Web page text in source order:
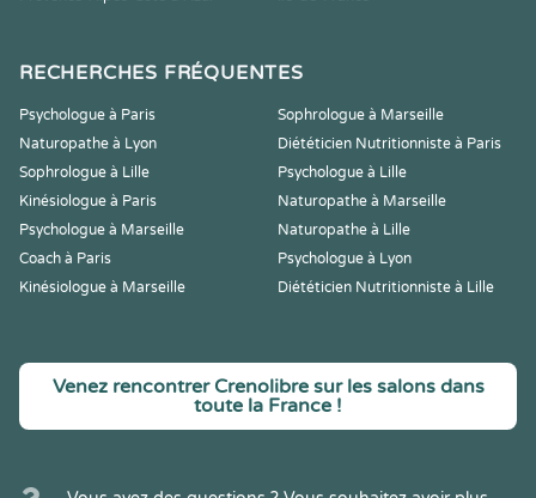
RECHERCHES FRÉQUENTES
Psychologue à Paris
Sophrologue à Marseille
Naturopathe à Lyon
Diététicien Nutritionniste à Paris
Sophrologue à Lille
Psychologue à Lille
Kinésiologue à Paris
Naturopathe à Marseille
Psychologue à Marseille
Naturopathe à Lille
Coach à Paris
Psychologue à Lyon
Kinésiologue à Marseille
Diététicien Nutritionniste à Lille
Venez rencontrer Crenolibre sur les salons dans
toute la France !